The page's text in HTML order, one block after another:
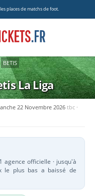
places de matchs de foot.
BETIS
La Liga
22 Novembre 2026 tbc
agence officielle · jusqu'à
le plus bas a baissé de